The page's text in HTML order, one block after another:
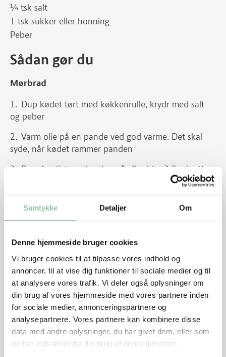
Samtykke Detaljer Om
Denne hjemmeside bruger cookies
Vi bruger cookies til at tilpasse vores indhold og
annoncer, til at vise dig funktioner til sociale medier og til
at analysere vores trafik. Vi deler også oplysninger om
din brug af vores hjemmeside med vores partnere inden
for sociale medier, annonceringspartnere og
analysepartnere. Vores partnere kan kombinere disse
data med andre oplysninger, du har givet dem, eller som
de har indsamlet fra din brug af deres tjenester.
¼ tsk salt
1 tsk sukker eller honning
Peber
Sådan gør du
Mørbrad
Dup kødet tørt med køkkenrulle, krydr med salt
og peber
Varm olie på en pande ved god varme. Det skal
syde, når kødet rammer panden
Brun hurtigt mørbraden på alle sider 2-3 minutter
minutter
Tilsæt spinat de sidste par minutter, den skal bare
falde sammen og optage noget af stegeskyen
Mørbraden skal være svagt rosa indeni. Bruges
stegetermometer skal centrumtemperaturen være 65
grader
Perlespeltsalat